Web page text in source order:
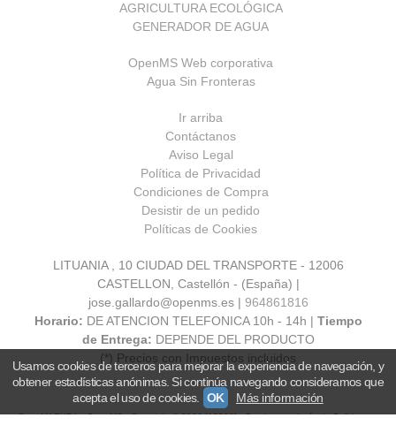
AGRICULTURA ECOLÓGICA
GENERADOR DE AGUA
OpenMS Web corporativa
Agua Sin Fronteras
Ir arriba
Contáctanos
Aviso Legal
Política de Privacidad
Condiciones de Compra
Desistir de un pedido
Políticas de Cookies
LITUANIA , 10 CIUDAD DEL TRANSPORTE - 12006
CASTELLON, Castellón - (España) |
jose.gallardo@openms.es | 964861816
Horario: DE ATENCION TELEFONICA 10h - 14h | Tiempo
de Entrega: DEPENDE DEL PRODUCTO
(*) Precios con Impuestos incluidos
OpenMARKT by OpenMS- Copyright © 2026 [15533] - Con la tecnología de Palbin.com
Usamos cookies de terceros para mejorar la experiencia de navegación, y
obtener estadísticas anónimas. Si continúa navegando consideramos que
acepta el uso de cookies.
OK Más información